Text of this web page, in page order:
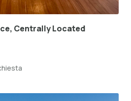
Centrally Located